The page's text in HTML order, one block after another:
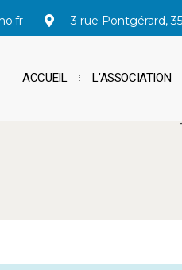
3 rue Pontgérard,
ACCUEIL L’ASSOCIATION